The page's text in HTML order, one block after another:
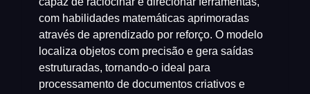
com habilidades matemáticas aprimoradas
através de aprendizado por reforço. O modelo
localiza objetos com precisão e gera saídas
estruturadas, tornando-o ideal para
processamento de documentos criativos e